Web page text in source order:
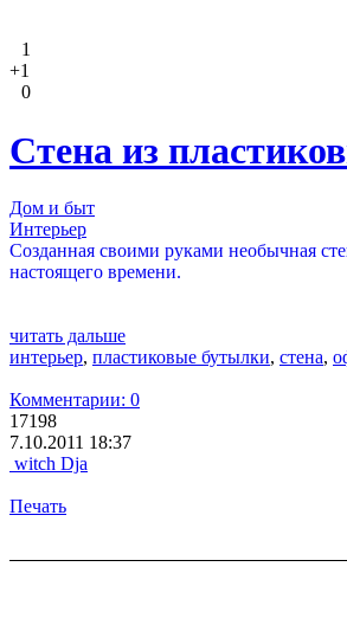
1
+1
0
Стена из
Дом и быт
Интерьер
Созданная своими руками необычная
настоящего времени.
читать дальше
интерьер, пластиковые бутылки, стена,
Комментарии: 0
17198
7.10.2011 18:37
witch Dja
Печать